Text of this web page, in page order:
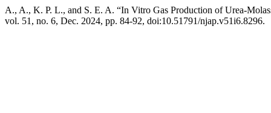
A., A., K. P. L., and S. E. A. “In Vitro Gas Production of Urea-
vol. 51, no. 6, Dec. 2024, pp. 84-92, doi:10.51791/njap.v51i6.8296.